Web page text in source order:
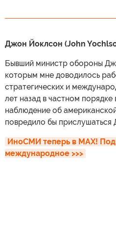
Джон Йоклсон (John
Бывший министр обороны
которым мне доводилось
стратегических и
лет назад в частном порядке
наблюдение об
повредило бы прислушаться
ИноСМИ теперь в MAX!
международное >>>